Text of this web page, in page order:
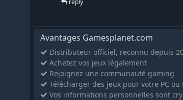
Avantages Gamesplanet.com
Distributeur officiel, reconnu depuis
Achetez vos jeux légalement
Rejoignez une communauté gaming
Télécharger des jeux pour votre PC ou
Vos informations personnelles sont